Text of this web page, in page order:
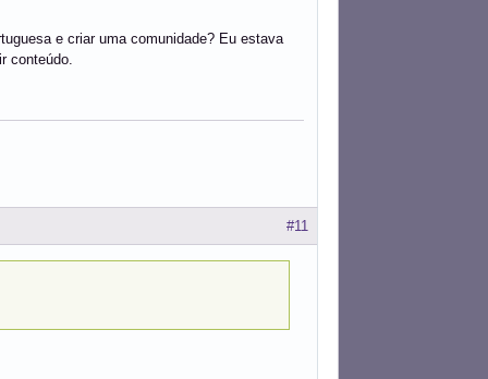
e criar uma comunidade? Eu estava
conteúdo.
#11